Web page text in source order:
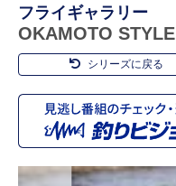
フライギャラリー
OKAMOTO STYLE
シリーズに戻る